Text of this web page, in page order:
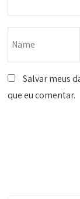
Salvar meus
que eu comentar.